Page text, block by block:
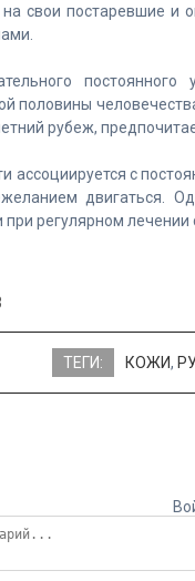
свои постаревшие и
половины
рубеж,
ассоциируется с
двигаться.
регулярном лечении
ТЕГИ: КОЖИ,